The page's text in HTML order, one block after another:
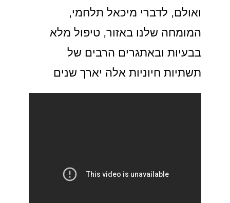
ואולם, לדברי מיכאל תלחמי,
המומחה שלנו באזור, טיפול מלא
בבעיות ובאתגרים הרבים של
תשתיות חיוניות אלה יארך שנים